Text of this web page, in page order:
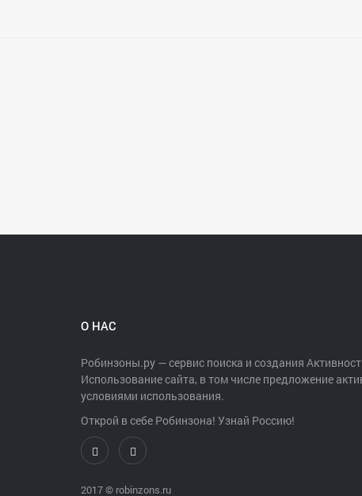
О НАС
Робинзоны.ру — сервис поиска и создания
Использование сайта, в том числе предложение
условиями использования.
Открой в себе Робинзона! Узнай Россию!
2017 © robinzons.ru